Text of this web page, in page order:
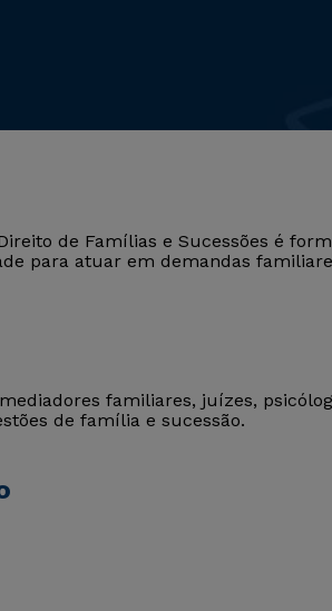
de Famílias e Sucessões é
para atuar em demandas
familiares, juízes,
de família e sucessão.